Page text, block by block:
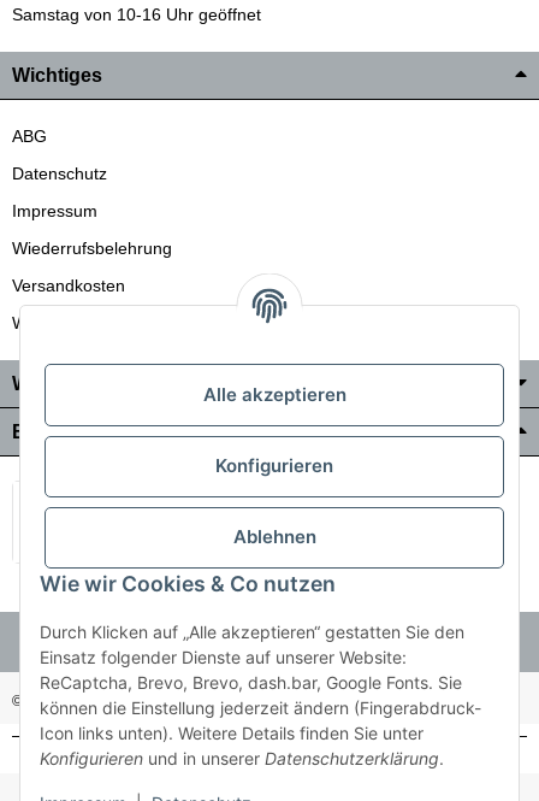
Samstag von 10-16 Uhr geöffnet
Wichtiges
ABG
Datenschutz
Impressum
Wiederrufsbelehrung
Versandkosten
Wir liefern auch in die Schweiz
Wo Sie uns finden
Bezahlung & Versand
© Holzner-Trading GmbH&Co KG Besucherzähler: 3510286
* Alle Preise inkl. gesetzlicher USt., zzgl.
Alle akzeptieren
Konfigurieren
Ablehnen
Wie wir Cookies & Co nutzen
Durch Klicken auf „Alle akzeptieren“ gestatten Sie den
Einsatz folgender Dienste auf unserer Website:
ReCaptcha, Brevo, Brevo, dash.bar, Google Fonts. Sie
können die Einstellung jederzeit ändern (Fingerabdruck-
Icon links unten). Weitere Details finden Sie unter
Konfigurieren und in unserer Datenschutzerklärung.